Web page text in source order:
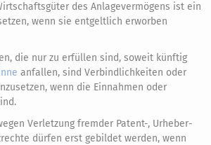
des Anlagevermögens ist ein
wenn sie entgeltlich erworben
die nur zu erfüllen sind, soweit künftig
anfallen, sind Verbindlichkeiten oder
wenn die Einnahmen oder
Verletzung fremder Patent-, Urheber-
dürfen erst gebildet werden, wenn